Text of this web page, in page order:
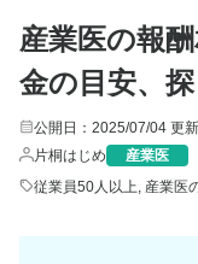
産業医の報
金の目安、
公開日：2025/07/04 更
片桐はじめ
産業医
従業員50人以上, 産業医